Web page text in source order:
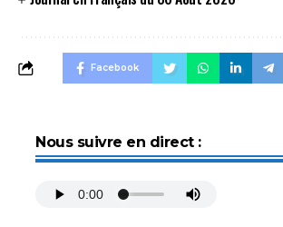
Facebook
Nous suivre en direct :